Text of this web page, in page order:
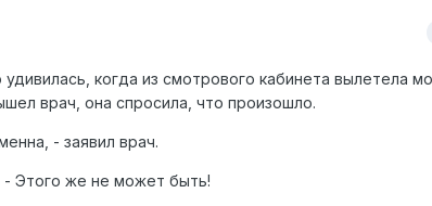
когда из смотрового кабинета вылетела
врач, она спросила, что произошло.
- заявил врач.
- Этого же не может быть!